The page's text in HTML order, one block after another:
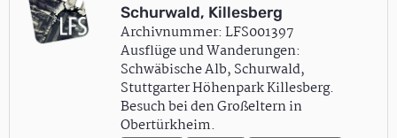
Schurwald, Killesberg
Archivnummer: LFS001397
Ausflüge und Wanderungen:
Schwäbische Alb, Schurwald,
Stuttgarter Höhenpark Killesberg.
Besuch bei den Großeltern in
Obertürkheim.